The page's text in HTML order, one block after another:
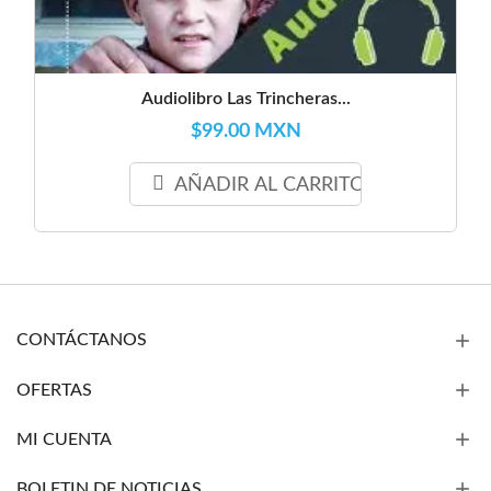
Audiolibro Las Trincheras...
$99.00 MXN
AÑADIR AL CARRITO
CONTÁCTANOS
OFERTAS
MI CUENTA